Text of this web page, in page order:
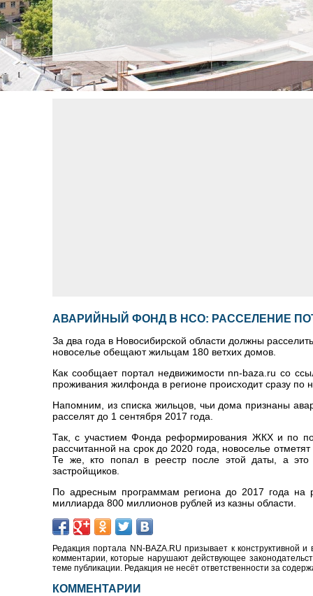
АВАРИЙНЫЙ ФОНД В НСО: РАССЕЛЕНИЕ
За два года в Новосибирской области должны
новоселье обещают жильцам 180 ветхих домов.
Как сообщает портал недвижимости nn-baza.ru со
проживания жилфонда в регионе происходит сразу по
Напомним, из списка жильцов, чьи дома признаны
расселят до 1 сентября 2017 года.
Так, с участием Фонда реформирования ЖКХ и по
рассчитанной на срок до 2020 года, новоселье
Те же, кто попал в реестр после этой даты, а
застройщиков.
По адресным программам региона до 2017 года на
миллиарда 800 миллионов рублей из казны области.
Редакция портала NN-BAZA.RU призывает к конструктивной
комментарии, которые нарушают действующее
теме публикации. Редакция не несёт ответственности за
КОММЕНТАРИИ